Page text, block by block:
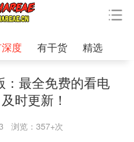
度 有干货 精选
：最全免费的看电
时更新！
浏览：357+次